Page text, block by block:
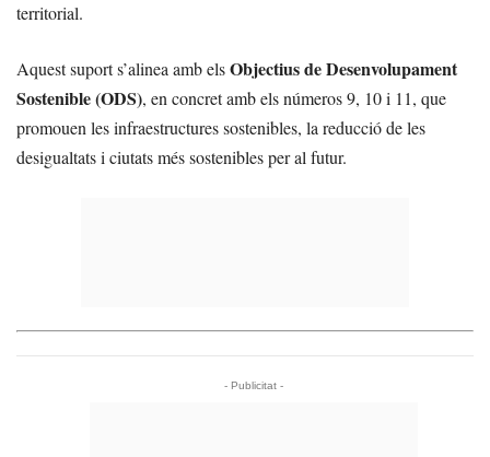
territorial.
Aquest suport s’alinea amb elsObjectius de Desenvolupament
Sostenible (ODS), en concret amb els números 9, 10 i 11, que
promouen les infraestructures sostenibles, la reducció de les
desigualtats i ciutats més sostenibles per al futur.
- Publicitat -